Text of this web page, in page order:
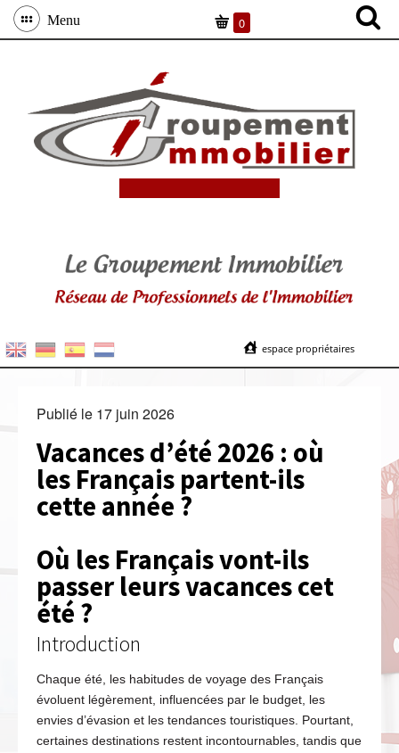
Menu 0
espace propriétaires
Publié le 17 juin 2026
Vacances d’été 2026 : où
les Français partent-ils
cette année ?
Où les Français vont-ils
passer leurs vacances cet
été ?
Introduction
Chaque été, les habitudes de voyage des Français
évoluent légèrement, influencées par le budget, les
envies d’évasion et les tendances touristiques. Pourtant,
certaines destinations restent incontournables, tandis que